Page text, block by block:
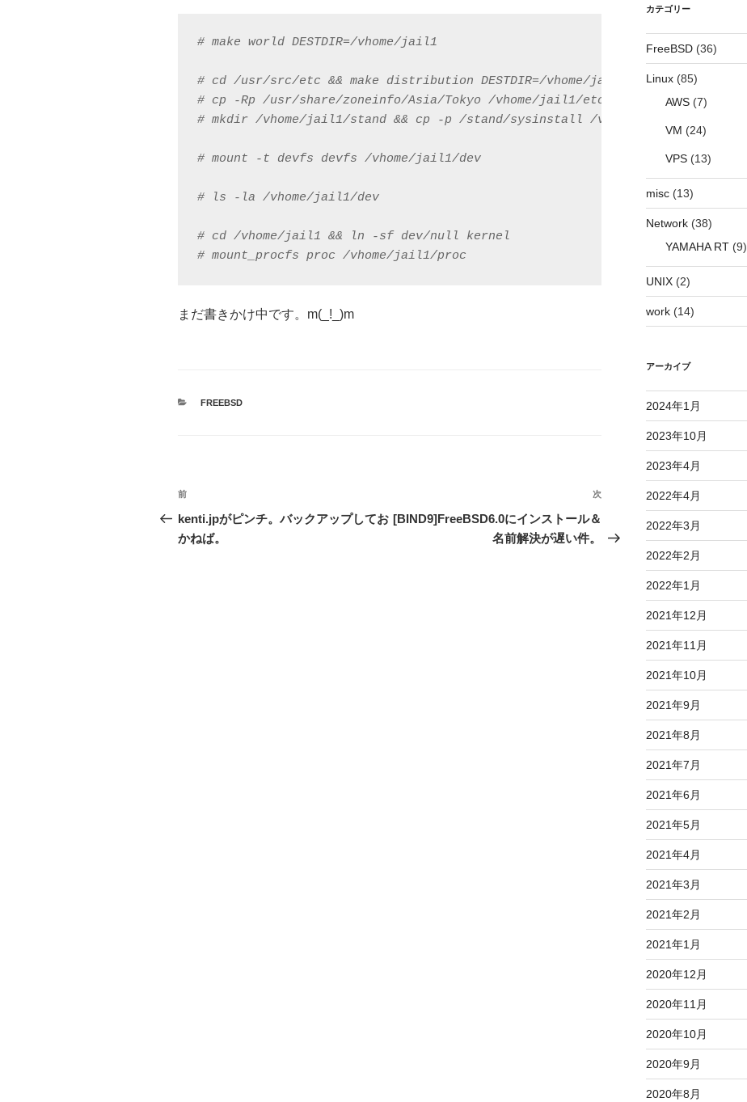
# make world DESTDIR=/vhome/jail1
# cd /usr/src/etc && make distribution DESTDIR=/vhome/jail1 NO_MAKEDEV=yes
# cp -Rp /usr/share/zoneinfo/Asia/Tokyo /vhome/jail1/etc/localtime
# mkdir /vhome/jail1/stand && cp -p /stand/sysinstall /vhome/jail1/stand/
# mount -t devfs devfs /vhome/jail1/dev
# ls -la /vhome/jail1/dev
# cd /vhome/jail1 && ln -sf dev/null kernel
# mount_procfs proc /vhome/jail1/proc
まだ書きかけ中です。m(_!_)m
カ
FREEBSD
投
稿
ナ
前
の
投
前
kenti.jpがピンチ。バックアップしてお
かねば。
次
投
次
[BIND9]FreeBSD6.0にインストール＆
名前解決が遅い件。
カテゴリー
FreeBSD(36)
Linux(85)
AWS(7)
VM (24)
VPS(13)
misc(13)
Network(38)
YAMAHA RT(9)
UNIX(2)
work(14)
アーカイブ
2024年1月
2023年10月
2023年4月
2022年4月
2022年3月
2022年2月
2022年1月
2021年12月
2021年11月
2021年10月
2021年9月
2021年8月
2021年7月
2021年6月
2021年5月
2021年4月
2021年3月
2021年2月
2021年1月
2020年12月
2020年11月
2020年10月
2020年9月
2020年8月